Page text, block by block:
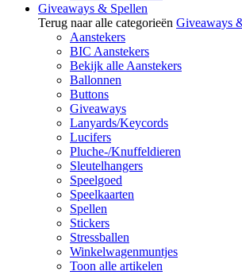
Giveaways & Spellen
Terug naar alle categorieën Giveaways
Aanstekers
BIC Aanstekers
Bekijk alle Aanstekers
Ballonnen
Buttons
Giveaways
Lanyards/Keycords
Lucifers
Pluche-/Knuffeldieren
Sleutelhangers
Speelgoed
Speelkaarten
Spellen
Stickers
Stressballen
Winkelwagenmuntjes
Toon alle artikelen